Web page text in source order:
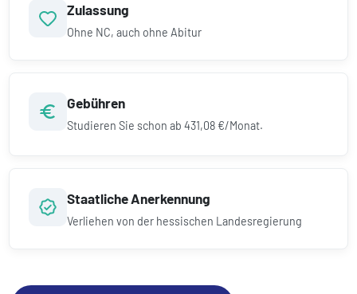
Zulassung
Ohne NC, auch ohne Abitur
Gebühren
Studieren Sie schon ab431,08 €/Monat.
Staatliche Anerkennung
Verliehen von der hessischen Landesregierung